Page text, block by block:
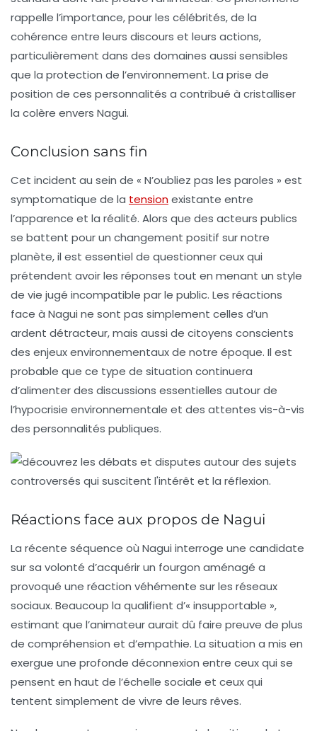
rappelle l’importance, pour les célébrités, de la
cohérence entre leurs discours et leurs actions,
particulièrement dans des domaines aussi sensibles
que la protection de l’environnement. La prise de
position de ces personnalités a contribué à cristalliser
la colère envers Nagui.
Conclusion sans fin
Cet incident au sein de « N’oubliez pas les paroles » est
symptomatique de la tensionexistante entre
l’apparence et la réalité. Alors que des acteurs publics
se battent pour un changement positif sur notre
planète, il est essentiel de questionner ceux qui
prétendent avoir les réponses tout en menant un style
de vie jugé incompatible par le public. Les réactions
face à Nagui ne sont pas simplement celles d’un
ardent détracteur, mais aussi de citoyens conscients
des enjeux environnementaux de notre époque. Il est
probable que ce type de situation continuera
d’alimenter des discussions essentielles autour de
l’hypocrisie environnementale et des attentes vis-à-vis
des personnalités publiques.
Réactions face aux propos de Nagui
La récente séquence où Nagui interroge une candidate
sur sa volonté d’acquérir un fourgon aménagé a
provoqué une réaction véhémente sur les réseaux
sociaux. Beaucoup la qualifient d’« insupportable »,
estimant que l’animateur aurait dû faire preuve de plus
de compréhension et d’empathie. La situation a mis en
exergue une profonde déconnexion entre ceux qui se
pensent en haut de l’échelle sociale et ceux qui
tentent simplement de vivre de leurs rêves.